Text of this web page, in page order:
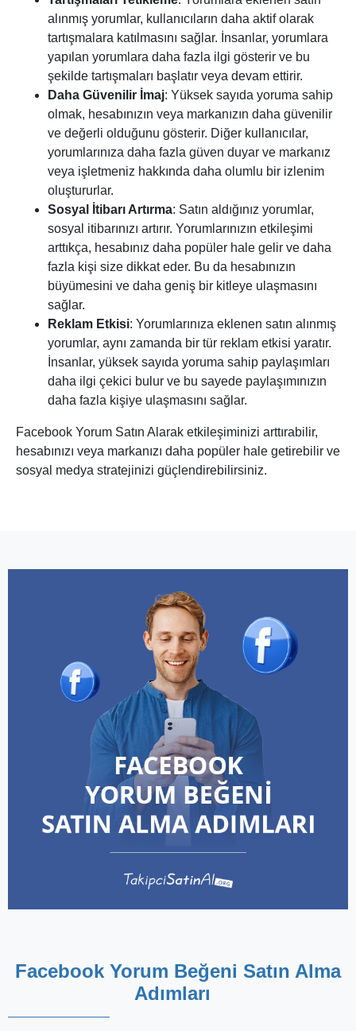
alınmış yorumlar, kullanıcıların daha aktif olarak
tartışmalara katılmasını sağlar. İnsanlar, yorumlara
yapılan yorumlara daha fazla ilgi gösterir ve bu
şekilde tartışmaları başlatır veya devam ettirir.
Daha Güvenilir İmaj: Yüksek sayıda yoruma sahip
olmak, hesabınızın veya markanızın daha güvenilir
ve değerli olduğunu gösterir. Diğer kullanıcılar,
yorumlarınıza daha fazla güven duyar ve markanız
veya işletmeniz hakkında daha olumlu bir izlenim
oluştururlar.
Sosyal İtibarı Artırma: Satın aldığınız yorumlar,
sosyal itibarınızı artırır. Yorumlarınızın etkileşimi
arttıkça, hesabınız daha popüler hale gelir ve daha
fazla kişi size dikkat eder. Bu da hesabınızın
büyümesini ve daha geniş bir kitleye ulaşmasını
sağlar.
Reklam Etkisi: Yorumlarınıza eklenen satın alınmış
yorumlar, aynı zamanda bir tür reklam etkisi yaratır.
İnsanlar, yüksek sayıda yoruma sahip paylaşımları
daha ilgi çekici bulur ve bu sayede paylaşımınızın
daha fazla kişiye ulaşmasını sağlar.
Facebook Yorum Satın Alarak etkileşiminizi arttırabilir,
hesabınızı veya markanızı daha popüler hale getirebilir ve
sosyal medya stratejinizi güçlendirebilirsiniz.
Facebook Yorum Beğeni Satın Alma
Adımları